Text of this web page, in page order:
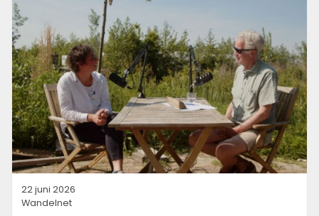
22 juni 2026
Wandelnet